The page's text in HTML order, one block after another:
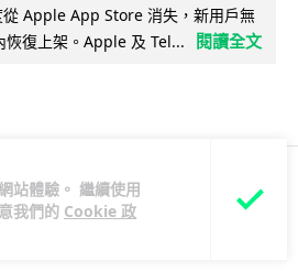
站體驗。 繼續使用
我們的 Cookie 政
Apple App Store 消失，新用戶無
恢復上架。Apple 及 Tel...
閱讀全文
城中熱話